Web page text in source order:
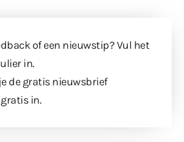
of een nieuwstip? Vul het
in.
de gratis nieuwsbrief
in.